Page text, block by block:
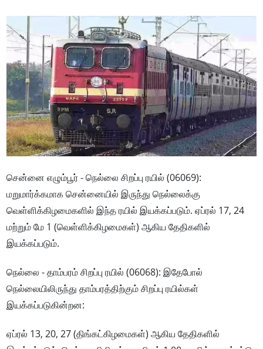
சென்னை எழும்பூர் - நெல்லை சிறப்பு ரயில் (06069):
மறுமார்க்கமாக சென்னையில் இருந்து நெல்லைக்கு
வெள்ளிக்கிழமைகளில் இந்த ரயில் இயக்கப்படும். ஏப்ரல் 17, 24
மற்றும் மே 1 (வெள்ளிக்கிழமைகள்) ஆகிய தேதிகளில்
இயக்கப்படும்.
நெல்லை - தாம்பரம் சிறப்பு ரயில் (06068): இதேபோல்
நெல்லையிலிருந்து தாம்பரத்திற்கும் சிறப்பு ரயில்கள்
இயக்கப்படுகின்றன:
ஏப்ரல் 13, 20, 27 (திங்கட்கிழமைகள்) ஆகிய தேதிகளில்